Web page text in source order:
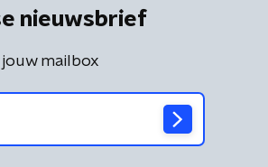
nieuwsbrief
jouw mailbox